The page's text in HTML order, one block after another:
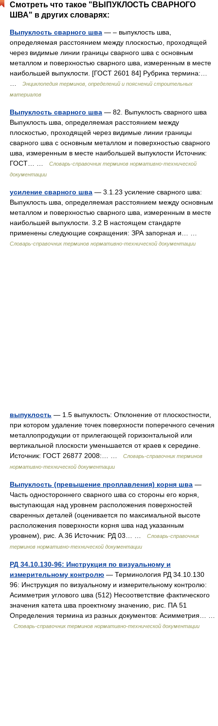
Смотреть что такое "ВЫПУКЛОСТЬ СВАРНОГО
ШВА" в других словарях:
Выпуклость сварного шва — – выпуклость шва,
определяемая расстоянием между плоскостью, проходящей
через видимые линии границы сварного шва с основным
металлом и поверхностью сварного шва, измеренным в месте
наибольшей выпуклости. [ГОСТ 2601 84] Рубрика термина:…
Энциклопедия терминов, определений и пояснений строительных
материалов
Выпуклость сварного шва — 82. Выпуклость сварного шва
Выпуклость шва, определяемая расстоянием между
плоскостью, проходящей через видимые линии границы
сварного шва с основным металлом и поверхностью сварного
шва, измеренным в месте наибольшей выпуклости Источник:
ГОСТ… …
Словарь-справочник терминов нормативно-технической
документации
усиление сварного шва — 3.1.23 усиление сварного шва:
Выпуклость шва, определяемая расстоянием между основным
металлом и поверхностью сварного шва, измеренным в месте
наибольшей выпуклости. 3.2 В настоящем стандарте
применены следующие сокращения: ЗРА запорная и… …
Словарь-справочник терминов нормативно-технической документации
выпуклость — 1.5 выпуклость: Отклонение от плоскостности,
при котором удаление точек поверхности поперечного сечения
металлопродукции от прилегающей горизонтальной или
вертикальной плоскости уменьшается от краев к середине.
Источник: ГОСТ 26877 2008:… …
Словарь-справочник терминов
нормативно-технической документации
Выпуклость (превышение проплавления) корня шва —
Часть одностороннего сварного шва со стороны его корня,
выступающая над уровнем расположения поверхностей
сваренных деталей (оценивается по максимальной высоте
расположения поверхности корня шва над указанным
уровнем), рис. А.36 Источник: РД 03… …
Словарь-справочник
терминов нормативно-технической документации
РД 34.10.130-96: Инструкция по визуальному и
измерительному контролю — Терминология РД 34.10.130
96: Инструкция по визуальному и измерительному контролю:
Асимметрия углового шва (512) Несоответствие фактического
значения катета шва проектному значению, рис. ПА 51
Определения термина из разных документов: Асимметрия… …
Словарь-справочник терминов нормативно-технической документации